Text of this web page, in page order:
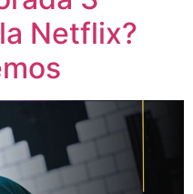
Netflix?